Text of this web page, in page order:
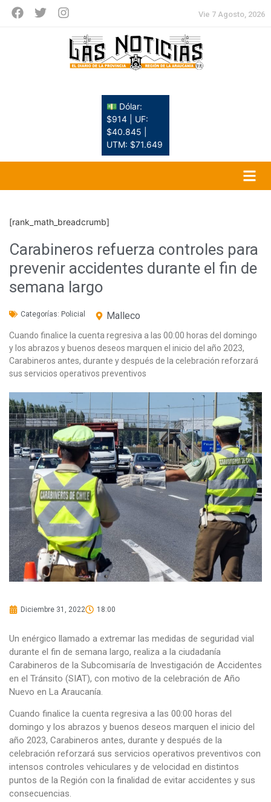
Vie 7 Agosto, 2026
💵 Dólar:
$914 | UF:
$40.845 |
UTM: $71.649
[rank_math_breadcrumb]
Carabineros refuerza controles para
prevenir accidentes durante el fin de
semana largo
Categorías: Policial Malleco
Cuando finalice la cuenta regresiva a las 00:00 horas del domingo
y los abrazos y buenos deseos marquen el inicio del año 2023,
Carabineros antes, durante y después de la celebración reforzará
sus servicios operativos preventivos
Diciembre 31, 2022 18:00
Un enérgico llamado a extremar las medidas de seguridad vial
durante el fin de semana largo, realiza a la ciudadanía
Carabineros de la Subcomisaría de Investigación de Accidentes
en el Tránsito (SIAT), con motivo de la celebración de Año
Nuevo en La Araucanía.
Cuando finalice la cuenta regresiva a las 00:00 horas del
domingo y los abrazos y buenos deseos marquen el inicio del
año 2023, Carabineros antes, durante y después de la
celebración reforzará sus servicios operativos preventivos con
intensos controles vehiculares y de velocidad en distintos
puntos de la Región con la finalidad de evitar accidentes y sus
consecuencias.